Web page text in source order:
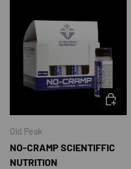
Old Peak
NO-CRAMP SCIENTIFFIC
NUTRITION